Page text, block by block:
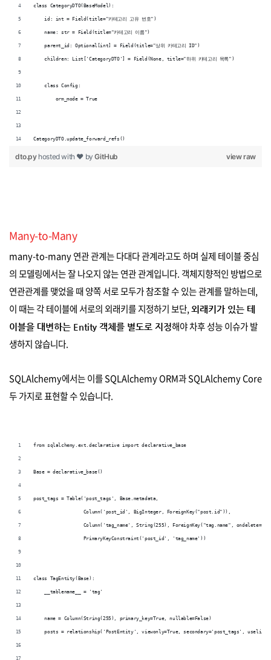
class CategoryDTO(BaseModel):
    id: int = Field(title="카테고리 고유 번호")
    name: str = Field(title="카테고리 이름")
    parent_id: Optional[int] = Field(title="상위 카테고리 ID")
    children: List['CategoryDTO'] = Field(None, title="하위 카테고리 목록")
    class Config:
        orm_mode = True
CategoryDTO.update_forward_refs()
view raw
dto.py hosted with ❤ byGitHub
Many-to-Many
many-to-many 연관 관계는 다대다 관계라고도 하며 실제 테이블 중심
의 모델링에서는 잘 나오지 않는 연관 관계입니다. 객체지향적인 방법으로
연관관계를 맺었을 때 양쪽 서로 모두가 참조할 수 있는 관계를 말하는데,
이 때는 각 테이블에 서로의 외래키를 지정하기 보단, 외래키가 있는 테
이블을 대변하는 Entity 객체를 별도로 지정해야 차후 성능 이슈가 발
생하지 않습니다.
SQLAlchemy에서는 이를 SQLAlchemy ORM과 SQLAlchemy Core
두 가지로 표현할 수 있습니다.
from sqlalchemy.ext.declarative import declarative_base
Base = declarative_base()
post_tags = Table('post_tags', Base.metadata,
                  Column('post_id', BigInteger, ForeignKey("post.id")),
Column('tag_name', String(255), ForeignKey("tag.name",
                  PrimaryKeyConstraint('post_id', 'tag_name'))
class TagEntity(Base):
    __tablename__ = 'tag'
    name = Column(String(255), primary_key=True, nullable=False)
posts = relationship('PostEntity', viewonly=True, secondary='post_tags',